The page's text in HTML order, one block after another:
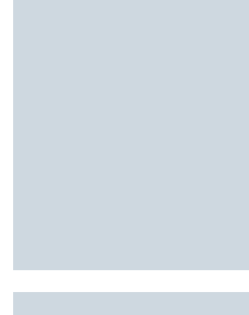
إلى ثلاثية في السباق